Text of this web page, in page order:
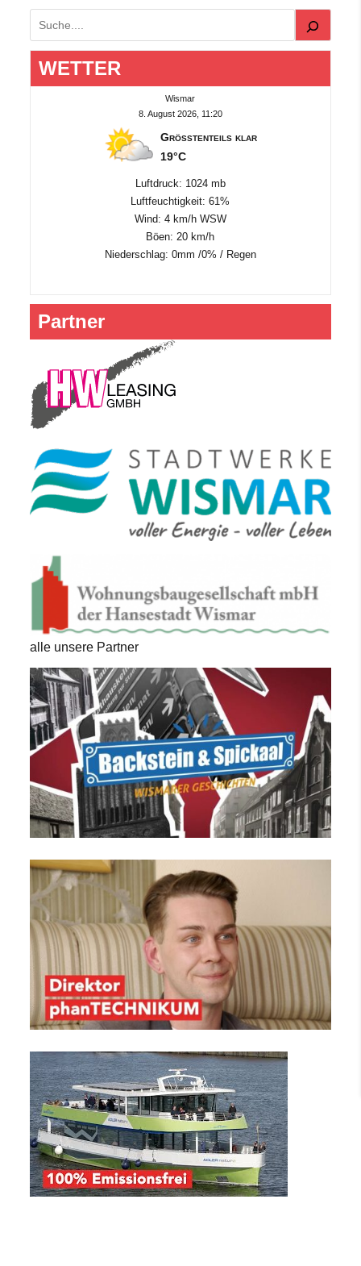
Suchen
WETTER
Wismar
8. August 2026, 11:20
Größtenteils klar
19°C
Luftdruck: 1024 mb
Luftfeuchtigkeit: 61%
Wind: 4 km/h WSW
Böen: 20 km/h
Niederschlag: 0mm /0% / Regen
Partner
alle unsere Partner